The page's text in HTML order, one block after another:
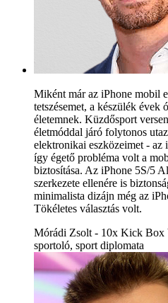
Miként már az iPhone mobil
tetszésemet, a készülék évek
életemnek. Küzdősport
életmóddal járó folytonos
elektronikai eszközeimet - az
így égető probléma volt a
biztosítása. Az iPhone 5S/5
szerkezete ellenére is
minimalista dizájn még az
Tökéletes választás volt.
Mórádi Zsolt - 10x Kick Box
sportoló, sport diplomata